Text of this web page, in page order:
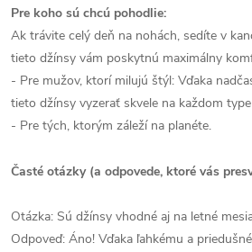
Pre koho sú chcú pohodlie:
Ak trávite celý deň na nohách, sedíte v
tieto džínsy vám poskytnú maximálny
- Pre mužov, ktorí milujú štýl: Vďaka
tieto džínsy vyzerať skvele na každom
- Pre tých, ktorým záleží na planéte.
Časté otázky (a odpovede, ktoré vás
Otázka: Sú džínsy vhodné aj na letné
Odpoveď: Áno! Vďaka ľahkému a